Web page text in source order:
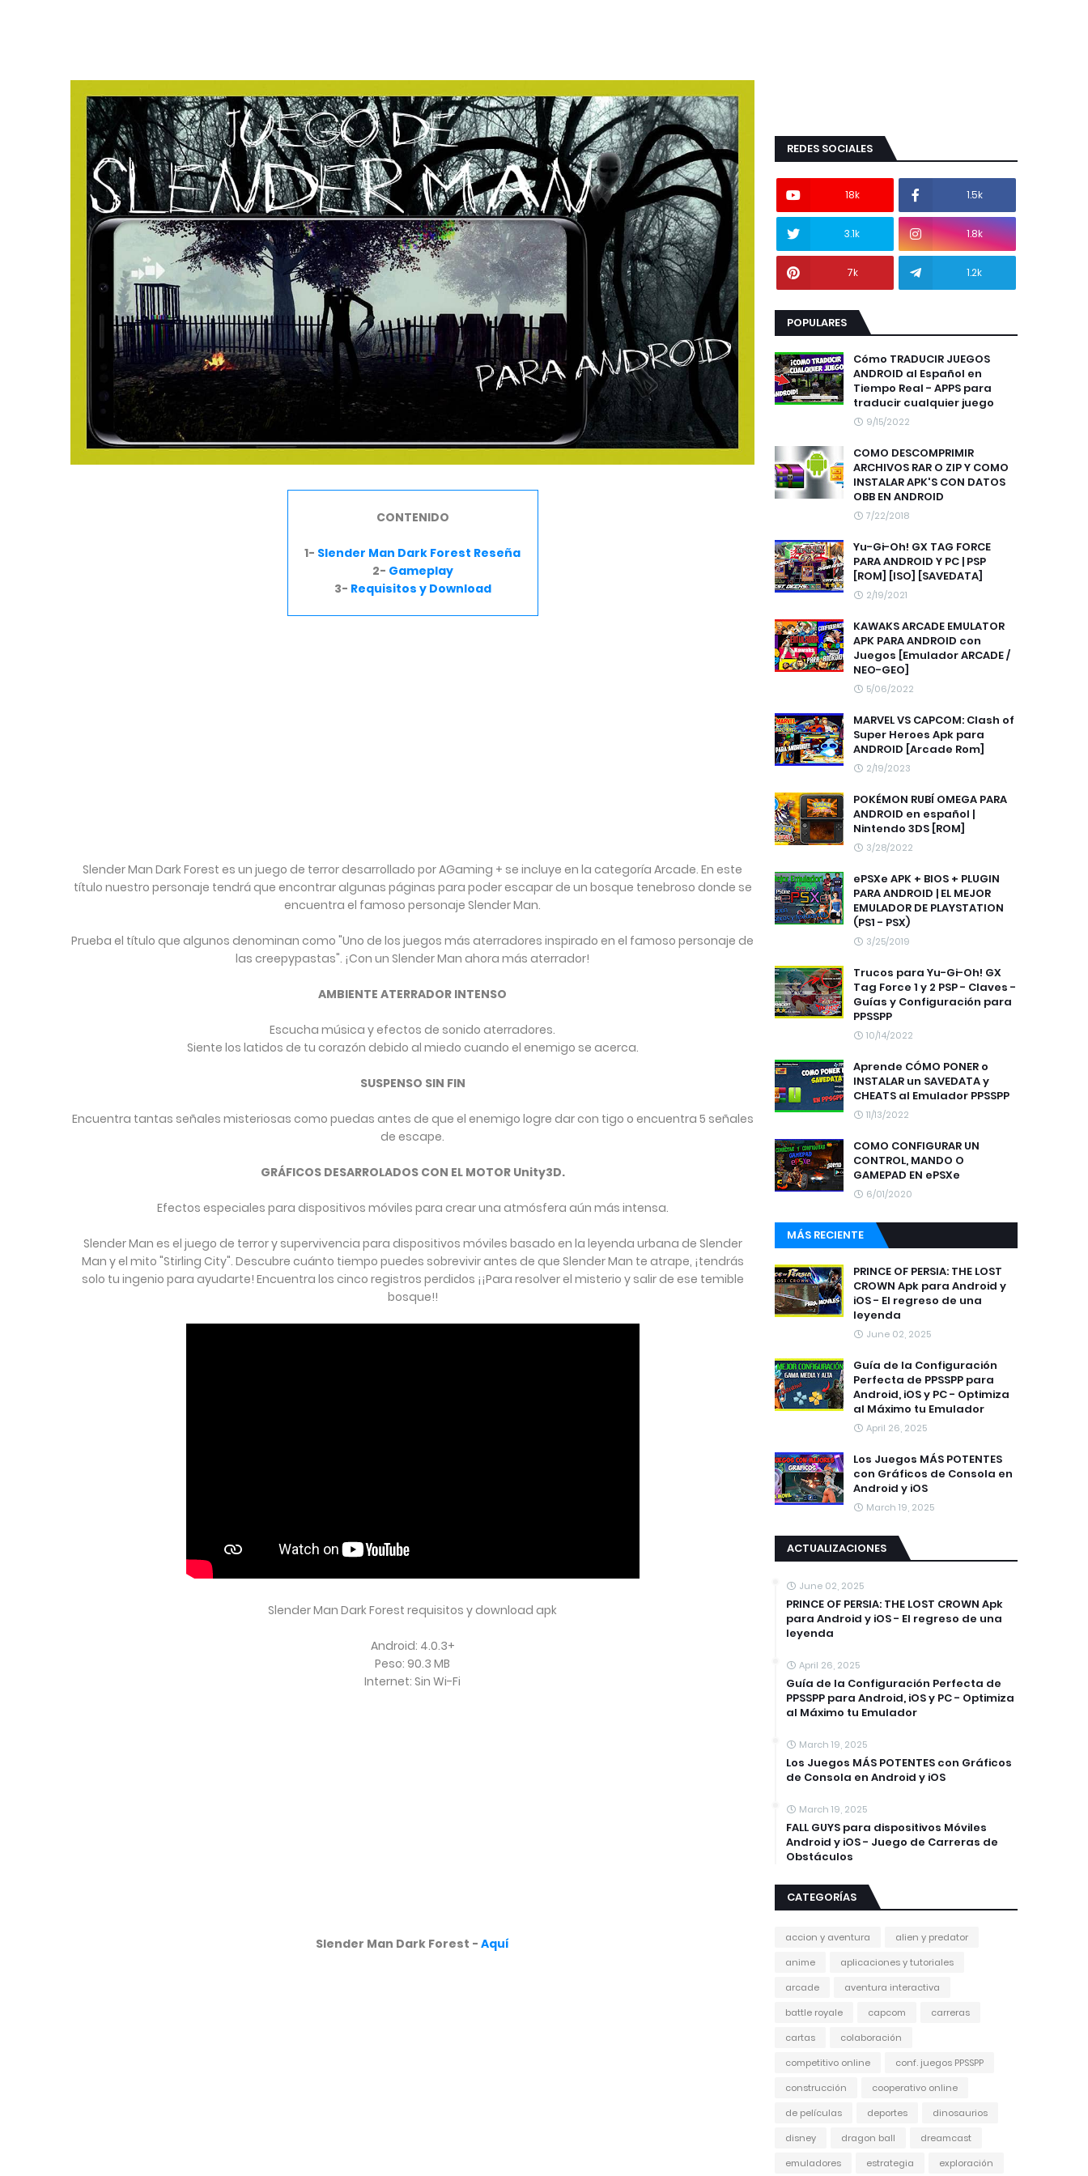
CONTENIDO
1- Slender Man Dark Forest Reseña
2- Gameplay
3- Requisitos y Download
Slender Man Dark Forest es un juego de terror desarrollado por AGaming + se incluye en la categoría Arcade. En este
título nuestro personaje tendrá que encontrar algunas páginas para poder escapar de un bosque tenebroso donde se
encuentra el famoso personaje Slender Man.
Prueba el título que algunos denominan como "Uno de los juegos más aterradores inspirado en el famoso personaje de
las creepypastas". ¡Con un Slender Man ahora más aterrador!
AMBIENTE ATERRADOR INTENSO
Escucha música y efectos de sonido aterradores.
Siente los latidos de tu corazón debido al miedo cuando el enemigo se acerca.
SUSPENSO SIN FIN
Encuentra tantas señales misteriosas como puedas antes de que el enemigo logre dar con tigo o encuentra 5 señales
de escape.
GRÁFICOS DESARROLADOS CON EL MOTOR Unity3D.
Efectos especiales para dispositivos móviles para crear una atmósfera aún más intensa.
Slender Man es el juego de terror y supervivencia para dispositivos móviles basado en la leyenda urbana de Slender
Man y el mito "Stirling City". Descubre cuánto tiempo puedes sobrevivir antes de que Slender Man te atrape, ¡tendrás
solo tu ingenio para ayudarte! Encuentra los cinco registros perdidos ¡¡Para resolver el misterio y salir de ese temible
bosque!!
Slender Man Dark Forest requisitos y download apk
Android: 4.0.3+
Peso: 90.3 MB
Internet: Sin Wi-Fi
Slender Man Dark Forest - Aquí
REDES SOCIALES
18k 1.5k
3.1k 1.8k
7k 1.2k
POPULARES
Cómo TRADUCIR JUEGOS
ANDROID al Español en
Tiempo Real - APPS para
traducir cualquier juego
9/15/2022
COMO DESCOMPRIMIR
ARCHIVOS RAR O ZIP Y COMO
INSTALAR APK'S CON DATOS
OBB EN ANDROID
7/22/2018
Yu-Gi-Oh! GX TAG FORCE
PARA ANDROID Y PC | PSP
[ROM] [ISO] [SAVEDATA]
2/19/2021
KAWAKS ARCADE EMULATOR
APK PARA ANDROID con
Juegos [Emulador ARCADE /
NEO-GEO]
5/06/2022
MARVEL VS CAPCOM: Clash of
Super Heroes Apk para
ANDROID [Arcade Rom]
2/19/2023
POKÉMON RUBÍ OMEGA PARA
ANDROID en español |
Nintendo 3DS [ROM]
3/28/2022
ePSXe APK + BIOS + PLUGIN
PARA ANDROID | EL MEJOR
EMULADOR DE PLAYSTATION
(PS1 - PSX)
3/25/2019
Trucos para Yu-Gi-Oh! GX
Tag Force 1 y 2 PSP - Claves -
Guías y Configuración para
PPSSPP
10/14/2022
Aprende CÓMO PONER o
INSTALAR un SAVEDATA y
CHEATS al Emulador PPSSPP
11/13/2022
COMO CONFIGURAR UN
CONTROL, MANDO O
GAMEPAD EN ePSXe
6/01/2020
MÁS RECIENTE
PRINCE OF PERSIA: THE LOST
CROWN Apk para Android y
iOS - El regreso de una
leyenda
June 02, 2025
Guía de la Configuración
Perfecta de PPSSPP para
Android, iOS y PC - Optimiza
al Máximo tu Emulador
April 26, 2025
Los Juegos MÁS POTENTES
con Gráficos de Consola en
Android y iOS
March 19, 2025
ACTUALIZACIONES
June 02, 2025
PRINCE OF PERSIA: THE LOST CROWN Apk
para Android y iOS - El regreso de una
leyenda
April 26, 2025
Guía de la Configuración Perfecta de
PPSSPP para Android, iOS y PC - Optimiza
al Máximo tu Emulador
March 19, 2025
Los Juegos MÁS POTENTES con Gráficos
de Consola en Android y iOS
March 19, 2025
FALL GUYS para dispositivos Móviles
Android y iOS - Juego de Carreras de
Obstáculos
CATEGORÍAS
accion y aventura
alien y predator
anime
aplicaciones y tutoriales
arcade
aventura interactiva
battle royale
capcom
carreras
cartas
colaboración
competitivo online
conf. juegos PPSSPP
construcción
cooperativo online
de películas
deportes
dinosaurios
disney
dragon ball
dreamcast
emuladores
estrategia exploración